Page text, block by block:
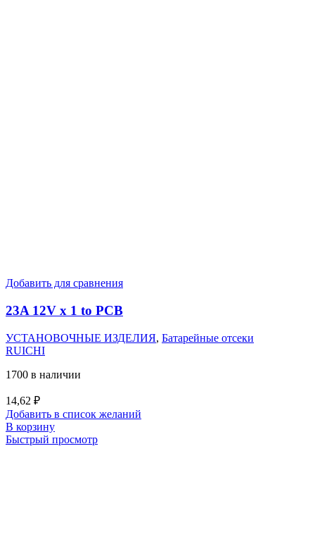
Добавить для сравнения
23A 12V x 1 to PCB
УСТАНОВОЧНЫЕ ИЗДЕЛИЯ, Батарейные отсеки
RUICHI
1700 в наличии
14,62 ₽
Добавить в список желаний
В корзину
Быстрый просмотр